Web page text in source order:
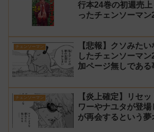
行本24巻の初週売
ったチェンソーマン
チェンソーマン
【悲報】クソみた
したチェンソーマ
加ページ無しである
チェンソーマン
【炎上確定】リセ
ワーやナユタが登
が再会するという夢